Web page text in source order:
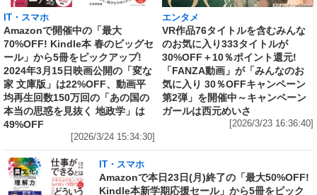
IT・スマホ
Amazonで開催中の「最大
70%OFF! Kindle本 春のビッグセ
ール」から5冊をピックアップ!
2024年3月15日映画公開の「変な
家 文庫版」は22%OFF、動画平
均再生回数150万回の「あの国の
本当の思惑を見抜く 地政学」は
49%OFF
[2026/3/24 15:34:30]
エンタメ
VR作品76タイトルを含むみんな
のお気に入り333タイトルが
30%OFF＋10％ポイント還元!
「FANZA動画」が「みんなのお
気に入り 30％OFFキャンペーン
第2弾」を開催中～キャンペーン
ガールは西元めいさ
[2026/3/23 16:36:40]
IT・スマホ
Amazonで本日23日(月)終了の「最大50%OFF!
Kindle本新学期応援セール」から5冊をピック